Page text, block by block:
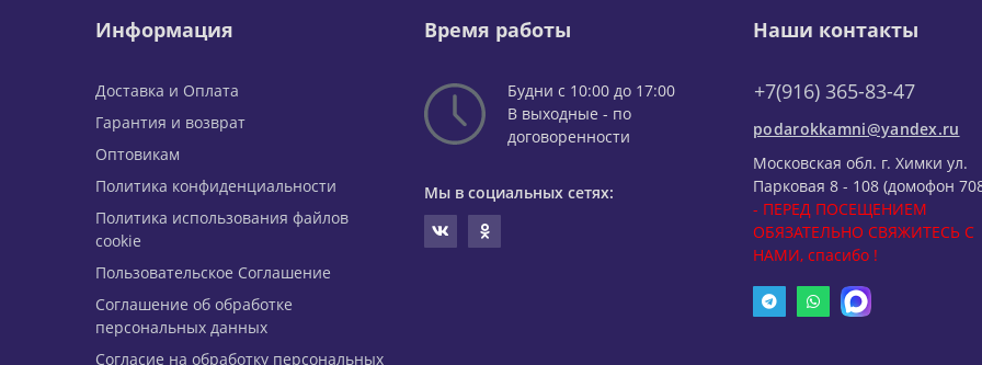
Информация
Доставка и Оплата
Гарантия и возврат
Оптовикам
Политика конфиденциальности
Политика использования файлов
cookie
Пользовательское Соглашение
Соглашение об обработке
персональных данных
Согласие на обработку персональных
Время работы
Будни с 10:00 до 17:00
В выходные - по
договоренности
Мы в социальных сетях:
Наши контакты
+7(916) 365-83-47
podarokkamni@yandex.ru
Московская обл. г. Химки ул.
Парковая 8 - 108 (домофон
- ПЕРЕД ПОСЕЩЕНИЕМ
ОБЯЗАТЕЛЬНО СВЯЖИТЕСЬ С
НАМИ, спасибо !